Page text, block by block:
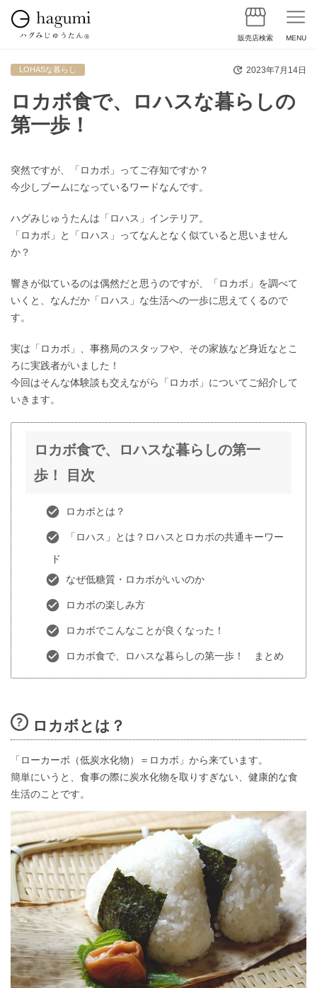
販売店検索 MENU
ロカボ食で、ロハスな暮らしの
第一歩！
LOHASな暮らし 2023年7月14日
突然ですが、「ロカボ」ってご存知ですか？
今少しブームになっているワードなんです。
ハグみじゅうたんは「ロハス」インテリア。
「ロカボ」と「ロハス」ってなんとなく似ていると思いません
か？
響きが似ているのは偶然だと思うのですが、「ロカボ」を調べて
いくと、なんだか「ロハス」な生活への一歩に思えてくるので
す。
実は「ロカボ」、事務局のスタッフや、その家族など身近なとこ
ろに実践者がいました！
今回はそんな体験談も交えながら「ロカボ」についてご紹介して
いきます。
ロカボ食で、ロハスな暮らしの第一
歩！ 目次
ロカボとは？
「ロハス」とは？ロハスとロカボの共通キーワー
ド
なぜ低糖質・ロカボがいいのか
ロカボの楽しみ方
ロカボでこんなことが良くなった！
ロカボ食で、ロハスな暮らしの第一歩！ まとめ
ロカボとは？
「ローカーボ（低炭水化物）＝ロカボ」から来ています。
簡単にいうと、食事の際に炭水化物を取りすぎない、健康的な食
生活のことです。